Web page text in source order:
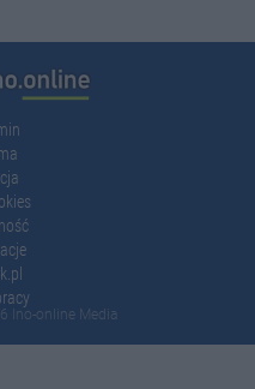
Ino-online Media